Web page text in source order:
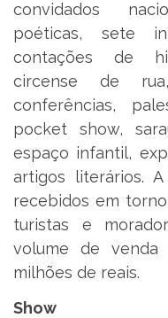
convidados
poéticas, sete
contações de
circense de
conferências,
pocket show,
espaço infantil,
artigos literários.
recebidos em
turistas e
volume de
milhões de reais.
Show